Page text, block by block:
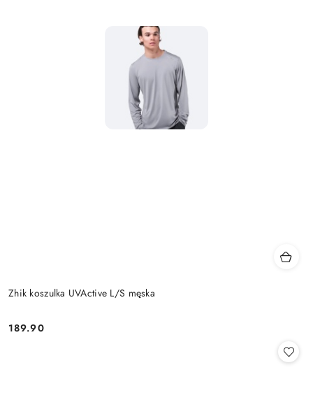
Zhik koszulka UVActive L/S męska
Cena:
189.90